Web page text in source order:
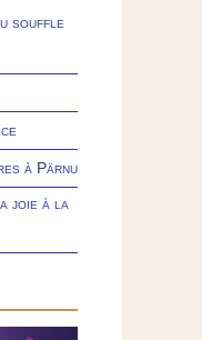
souffle
à Pärnu
joie à la